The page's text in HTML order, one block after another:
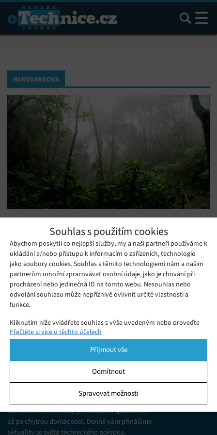
Souhlas s použitím cookies
Abychom poskytli co nejlepší služby, my a naši partneři používáme k
ukládání a/nebo přístupu k informacím o zařízeních, technologie
jako soubory cookies. Souhlas s těmito technologiemi nám a našim
partnerům umožní zpracovávat osobní údaje, jako je chování při
procházení nebo jedinečná ID na tomto webu. Nesouhlas nebo
odvolání souhlasu může nepříznivě ovlivnit určité vlastnosti a
funkce.
Kliknutím níže vyjádřete souhlas s výše uvedeným nebo proveďte
podrobnější rozhodnutí. Vaše volby budou použity pouze na tomto
pomocí přepínačů v Zásadách cookies nebo kliknutím na tlačítko
Spravovat souhlas ve spodní části obrazovky.
Ukládání a/nebo přístup k informacím v zařízení, Porozumění
publiku prostřednictvím statistik nebo kombinací údajů z
různých zdrojů.
Přečtěte si více o těchto účelech
Přijmout vše
Odmítnout
Spravovat možnosti
Hledat
HARDVARDOVA
amazonského pralesa
Pondělí 16. 09. 2019 Redakce
Akademici z Harvardovy univerzity používají v amazonském
pralese drony, aby lépe pochopili, co se v něm děje.
Jsme web zajímající se o technologické novinky
od mobilních telefonů, přes domácí spotřebiče
až po chytrou domácnost. Denně vám přinášíme
aktuality ze světa technického pokroku,